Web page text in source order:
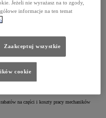
na części i koszty pracy mechaników
Jeżeli nie wyrażasz na to zgody,
informacje na ten temat
Zaakceptuj wszystkie
cookie